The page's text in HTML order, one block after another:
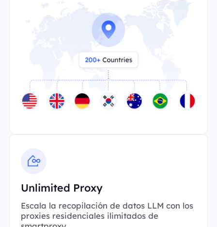
Unlimited Proxy
Escala la recopilación de datos LLM con los
proxies residenciales ilimitados de